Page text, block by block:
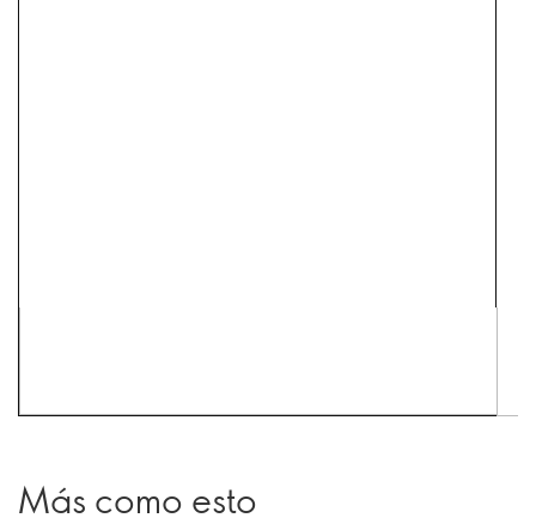
Más como esto